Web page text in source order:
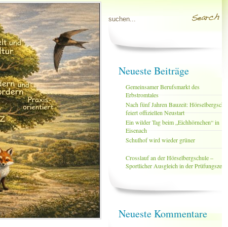
Neueste Beiträge
Gemeinsamer Berufsmarkt des
Erbstromtales
Nach fünf Jahren Bauzeit: Hörselbergschule
feiert offiziellen Neustart
Ein wilder Tag beim „Eichhörnchen“ in
Eisenach
Schulhof wird wieder grüner
Crosslauf an der Hörselbergschule –
Sportlicher Ausgleich in der Prüfungszeit
Neueste Kommentare